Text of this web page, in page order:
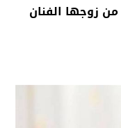
زوجها الفنان